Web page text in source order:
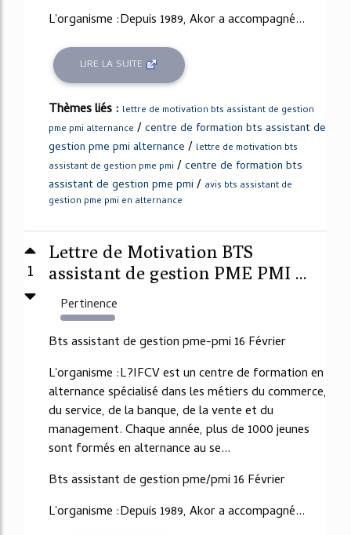
L'organisme :Depuis 1989, Akor a accompagné...
LIRE LA SUITE
Thèmes liés : lettre de motivation bts assistant de gestion
pme pmi alternance /centre de formation bts assistant de
gestion pme pmi alternance / lettre de motivation bts
assistant de gestion pme pmi /centre de formation bts
assistant de gestion pme pmi / avis bts assistant de
gestion pme pmi en alternance
1
Lettre de Motivation BTS
assistant de gestion PME PMI ...
Pertinence
3745%
Bts assistant de gestion pme-pmi 16 Février
L'organisme :L?IFCV est un centre de formation en
alternance spécialisé dans les métiers du commerce,
du service, de la banque, de la vente et du
management. Chaque année, plus de 1000 jeunes
sont formés en alternance au se...
Bts assistant de gestion pme/pmi 16 Février
L'organisme :Depuis 1989, Akor a accompagné...